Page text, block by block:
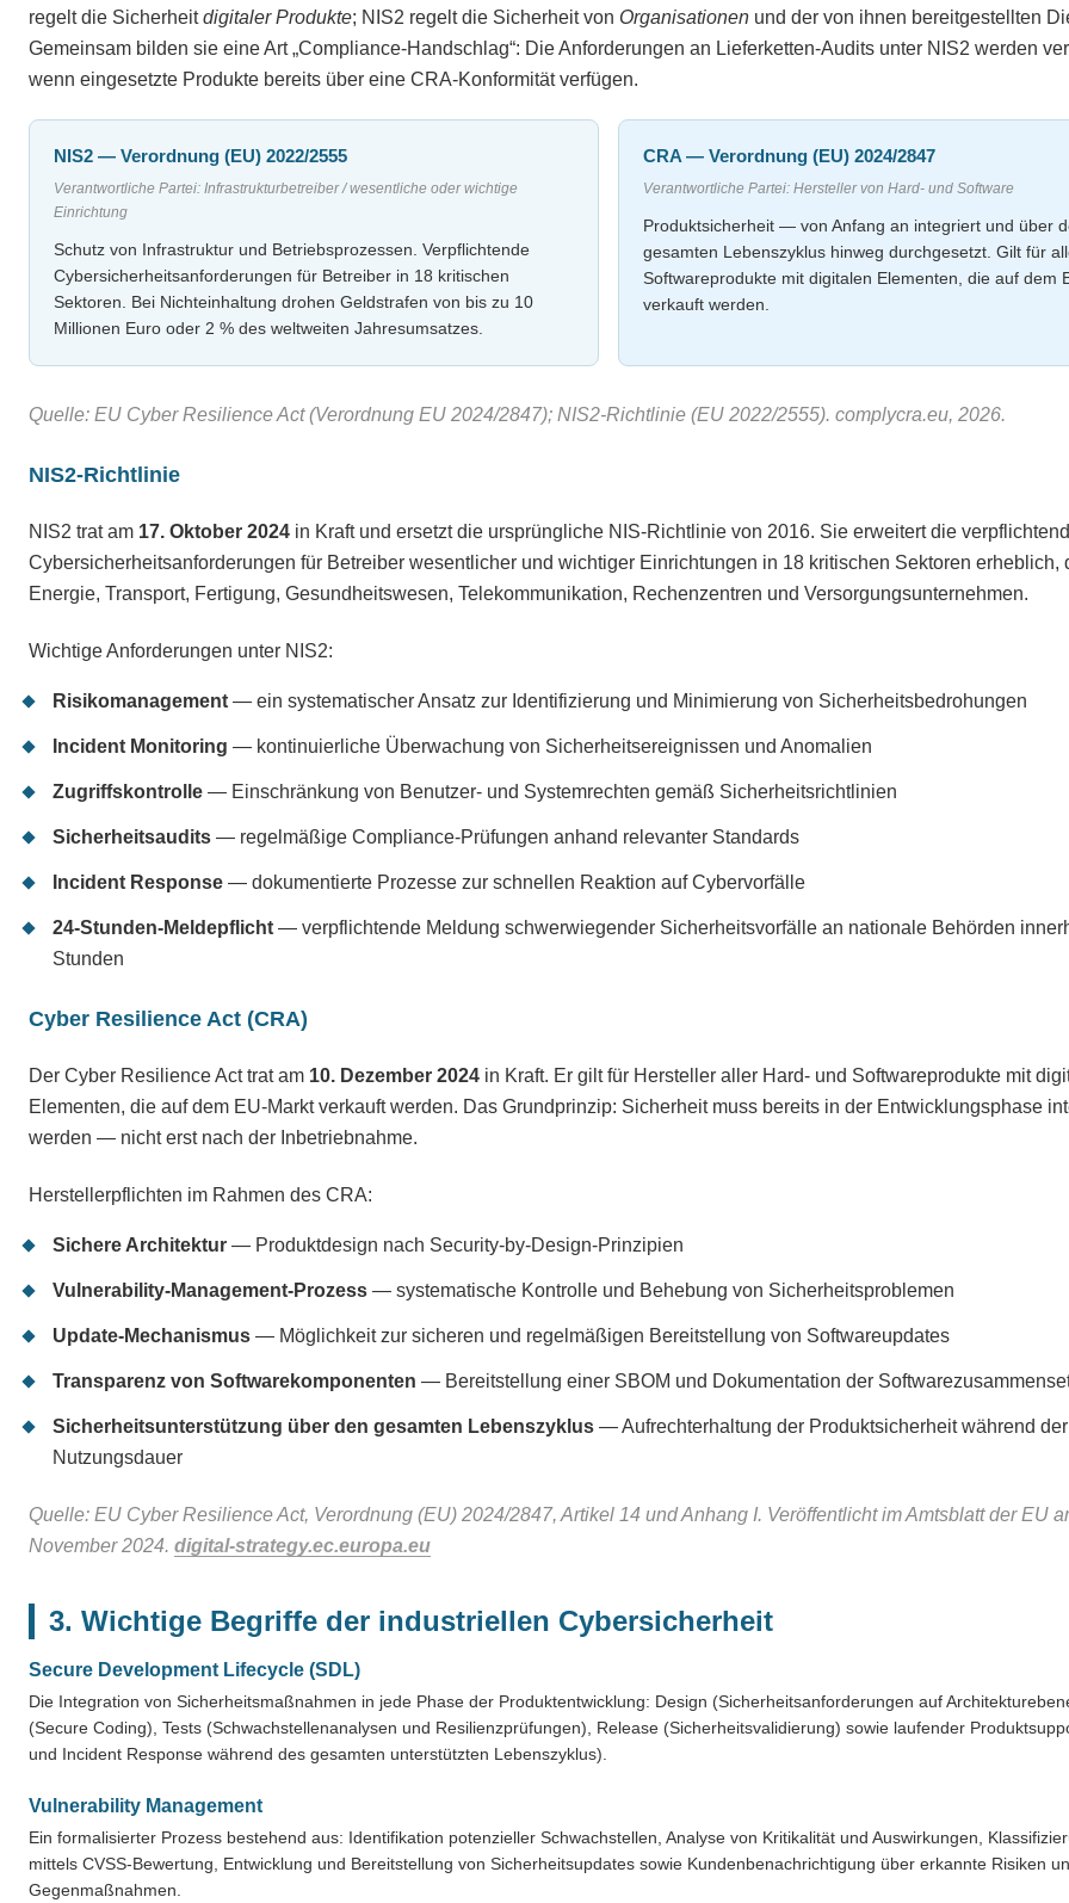
regelt die Sicherheitdigitaler Produkte; NIS2 regelt die Sicherheit von Organisationen und der von ihnen bereitgestellten
Gemeinsam bilden sie eine Art „Compliance-Handschlag“: Die Anforderungen an Lieferketten-Audits unter NIS2 werden
wenn eingesetzte Produkte bereits über eine CRA-Konformität verfügen.
NIS2 — Verordnung (EU) 2022/2555
Verantwortliche Partei: Infrastrukturbetreiber / wesentliche oder wichtige
Einrichtung
Schutz von Infrastruktur und Betriebsprozessen. Verpflichtende
Cybersicherheitsanforderungen für Betreiber in 18 kritischen
Sektoren. Bei Nichteinhaltung drohen Geldstrafen von bis zu 10
Millionen Euro oder 2 % des weltweiten Jahresumsatzes.
CRA — Verordnung (EU) 2024/2847
Verantwortliche Partei: Hersteller von Hard- und Software
Produktsicherheit — von Anfang an integriert und über
gesamten Lebenszyklus hinweg durchgesetzt. Gilt für
Softwareprodukte mit digitalen Elementen, die auf dem
verkauft werden.
Quelle: EU Cyber Resilience Act (Verordnung EU 2024/2847); NIS2-Richtlinie (EU 2022/2555). complycra.eu, 2026.
NIS2-Richtlinie
NIS2 trat am 17. Oktober 2024 in Kraft und ersetzt die ursprüngliche NIS-Richtlinie von 2016. Sie erweitert die
Cybersicherheitsanforderungen für Betreiber wesentlicher und wichtiger Einrichtungen in 18 kritischen Sektoren erheblich,
Energie, Transport, Fertigung, Gesundheitswesen, Telekommunikation, Rechenzentren und Versorgungsunternehmen.
Wichtige Anforderungen unter NIS2:
Risikomanagement — ein systematischer Ansatz zur Identifizierung und Minimierung von Sicherheitsbedrohungen
Incident Monitoring — kontinuierliche Überwachung von Sicherheitsereignissen und Anomalien
Zugriffskontrolle — Einschränkung von Benutzer- und Systemrechten gemäß Sicherheitsrichtlinien
Sicherheitsaudits — regelmäßige Compliance-Prüfungen anhand relevanter Standards
Incident Response — dokumentierte Prozesse zur schnellen Reaktion auf Cybervorfälle
24-Stunden-Meldepflicht — verpflichtende Meldung schwerwiegender Sicherheitsvorfälle an nationale Behörden
Stunden
Cyber Resilience Act (CRA)
Der Cyber Resilience Act trat am 10. Dezember 2024 in Kraft. Er gilt für Hersteller aller Hard- und Softwareprodukte mit
Elementen, die auf dem EU-Markt verkauft werden. Das Grundprinzip: Sicherheit muss bereits in der Entwicklungsphase
werden — nicht erst nach der Inbetriebnahme.
Herstellerpflichten im Rahmen des CRA:
Sichere Architektur — Produktdesign nach Security-by-Design-Prinzipien
Vulnerability-Management-Prozess — systematische Kontrolle und Behebung von Sicherheitsproblemen
Update-Mechanismus — Möglichkeit zur sicheren und regelmäßigen Bereitstellung von Softwareupdates
Transparenz von Softwarekomponenten — Bereitstellung einer SBOM und Dokumentation der
Sicherheitsunterstützung über den gesamten Lebenszyklus — Aufrechterhaltung der Produktsicherheit während
Nutzungsdauer
Quelle: EU Cyber Resilience Act, Verordnung (EU) 2024/2847, Artikel 14 und Anhang I. Veröffentlicht im Amtsblatt der EU
November 2024. digital-strategy.ec.europa.eu
3. Wichtige Begriffe der industriellen Cybersicherheit
Secure Development Lifecycle (SDL)
Die Integration von Sicherheitsmaßnahmen in jede Phase der Produktentwicklung: Design (Sicherheitsanforderungen auf
(Secure Coding), Tests (Schwachstellenanalysen und Resilienzprüfungen), Release (Sicherheitsvalidierung) sowie laufender
und Incident Response während des gesamten unterstützten Lebenszyklus).
Vulnerability Management
Ein formalisierter Prozess bestehend aus: Identifikation potenzieller Schwachstellen, Analyse von Kritikalität und Auswirkungen,
mittels CVSS-Bewertung, Entwicklung und Bereitstellung von Sicherheitsupdates sowie Kundenbenachrichtigung über erkannte Risiken
Gegenmaßnahmen.